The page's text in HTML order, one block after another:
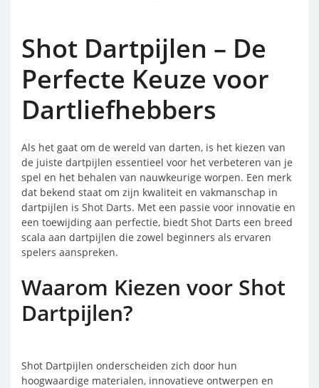
Shot Dartpijlen – De
Perfecte Keuze voor
Dartliefhebbers
Als het gaat om de wereld van darten, is het kiezen van
de juiste dartpijlen essentieel voor het verbeteren van je
spel en het behalen van nauwkeurige worpen. Een merk
dat bekend staat om zijn kwaliteit en vakmanschap in
dartpijlen is Shot Darts. Met een passie voor innovatie en
een toewijding aan perfectie, biedt Shot Darts een breed
scala aan dartpijlen die zowel beginners als ervaren
spelers aanspreken.
Waarom Kiezen voor Shot
Dartpijlen?
Shot Dartpijlen onderscheiden zich door hun
hoogwaardige materialen, innovatieve ontwerpen en